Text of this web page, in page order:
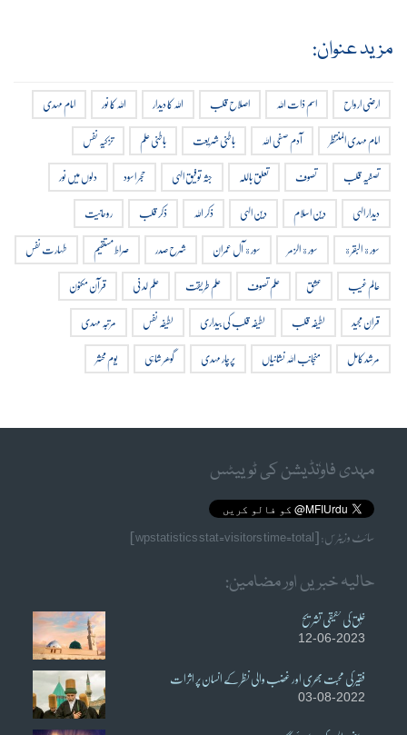
مزید عنوان:
ارضی ارواح اسم ذات اللہ اصلاح قلب اللہ کا دیدار اللہ کا نور
امام مہدی
امام مہدی المنتظر
آدم صفی اللہ باطنی شریعت باطنی علم
تزکیہ نفس
تصفیہ قلب
تصوف تعلق باللہ جثہ توفیق الہی حجر اسود
دلوں میں نور
دیدار الہی
دین اسلام دین الہی ذکر اللہ ذکر قلب
روحانیت
سورة البقرة
سورة الزمر سورة آل عمران شرح صدر صراط مستقیم
طہارت نفس
عالم غیب
عشق علم تصوف علم طریقت علم لدنی
قرآن مکنون
قران مجید
لطیفہ قلب لطیفہ قلب کی بیداری لطیفہ نفس
مرتبہ مہدی
مرشد کامل
منجانب اللہ نشانیاں پرچار مہدی گوھر شاہی یوم محشر
مہدی فاوٗنڈیشن کی ٹوییٹس
سائٹ وزیٹرس: [wpstatistics stat=visitors time=total]
حالیہ خبریں اور مضامین:
خُلق کی حقیقی تشریح
12-06-2023
فقیر کی محبت بھری اور غضب والی نظر کے انسان پر اثرات
03-08-2022